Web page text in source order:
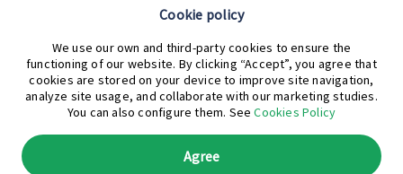
¿En qué podemos ayudarte hoy?
Cookie policy
We use our own and third-party cookies to ensure the
functioning of our website. By clicking “Accept”, you agree that
cookies are stored on your device to improve site navigation,
analyze site usage, and collaborate with our marketing studies.
You can also configure them. SeeCookies Policy
Agree